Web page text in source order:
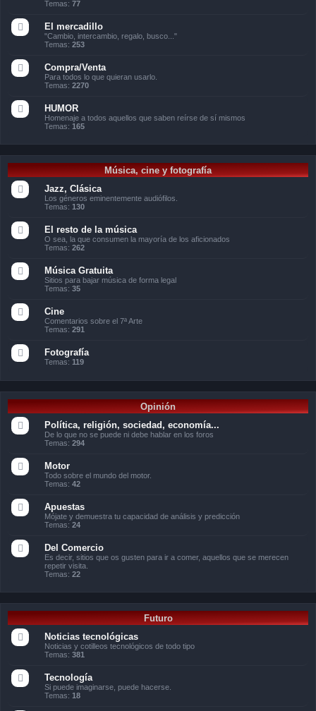
Temas: 77
El mercadillo
"Cambio, intercambio, regalo, busco..."
Temas: 253
Compra/Venta
Para todos lo que quieran usarlo.
Temas: 2270
HUMOR
Homenaje a todos aquellos que saben reírse de sí mismos
Temas: 165
Música, cine y fotografía
Jazz, Clásica
Los géneros eminentemente audiófilos.
Temas: 130
El resto de la música
O sea, la que consumen la mayoría de los aficionados
Temas: 262
Música Gratuita
Sitios para bajar música de forma legal
Temas: 35
Cine
Comentarios sobre el 7ª Arte
Temas: 291
Fotografía
Temas: 119
Opinión
Política, religión, sociedad, economía...
De lo que no se puede ni debe hablar en los foros
Temas: 294
Motor
Todo sobre el mundo del motor.
Temas: 42
Apuestas
Mójate y demuestra tu capacidad de análisis y predicción
Temas: 24
Del Comercio
Es decir, sitios que os gusten para ir a comer, aquellos que se merecen
repetir visita.
Temas: 22
Futuro
Noticias tecnológicas
Noticias y cotilleos tecnológicos de todo tipo
Temas: 381
Tecnología
Si puede imaginarse, puede hacerse.
Temas: 18